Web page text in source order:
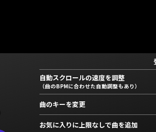
自動スクロールの速度を調整
（曲のBPMに合わせた自動調整もあり）
曲のキーを変更
お気に入りに上限なしで曲を追加